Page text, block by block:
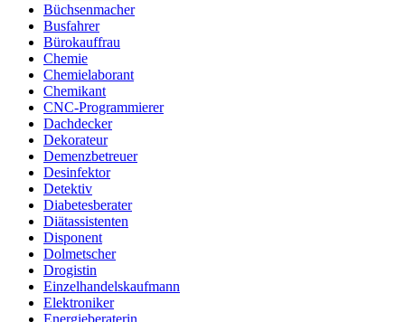
Büchsenmacher
Busfahrer
Bürokauffrau
Chemie
Chemielaborant
Chemikant
CNC-Programmierer
Dachdecker
Dekorateur
Demenzbetreuer
Desinfektor
Detektiv
Diabetesberater
Diätassistenten
Disponent
Dolmetscher
Drogistin
Einzelhandelskaufmann
Elektroniker
Energieberaterin